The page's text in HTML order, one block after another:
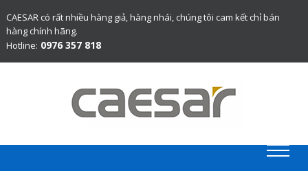
CAESAR có rất nhiều hàng giả, hàng nhái, chúng tôi cam kết chỉ bán
hàng chính hãng.
Hotline: 0976 357 818